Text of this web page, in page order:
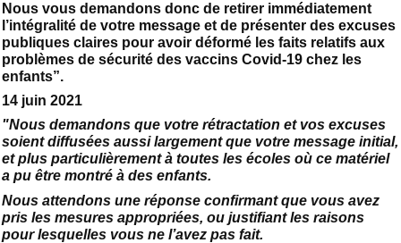
Nous vous demandons donc de retirer immédiatement
l’intégralité de votre message et de présenter des excuses
publiques claires pour avoir déformé les faits relatifs aux
problèmes de sécurité des vaccins Covid-19 chez les
enfants”.
14 juin 2021
"Nous demandons que votre rétractation et vos excuses
soient diffusées aussi largement que votre message initial,
et plus particulièrement à toutes les écoles où ce matériel
a pu être montré à des enfants.
Nous attendons une réponse confirmant que vous avez
pris les mesures appropriées, ou justifiant les raisons
pour lesquelles vous ne l’avez pas fait.